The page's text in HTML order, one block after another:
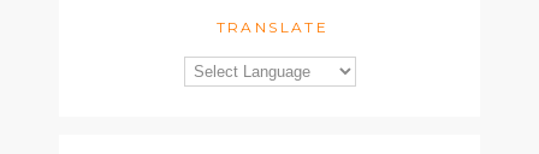
TRANSLATE